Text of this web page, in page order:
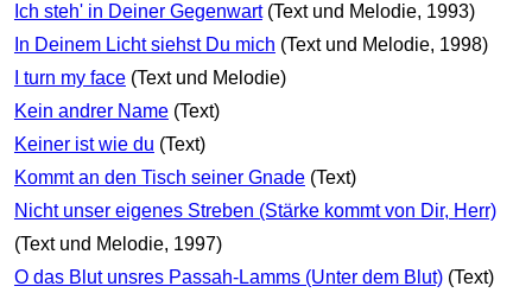
Ich steh' in Deiner Gegenwart (Text und Melodie, 1993)
In Deinem Licht siehst Du mich (Text und Melodie, 1998)
I turn my face (Text und Melodie)
Kein andrer Name (Text)
Keiner ist wie du (Text)
Kommt an den Tisch seiner Gnade (Text)
Nicht unser eigenes Streben (Stärke kommt von Dir, Herr)
(Text und Melodie, 1997)
O das Blut unsres Passah-Lamms (Unter dem Blut) (Text)